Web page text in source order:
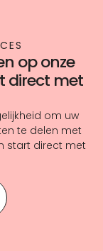
op onze
direct met
om uw
te delen met
start direct met